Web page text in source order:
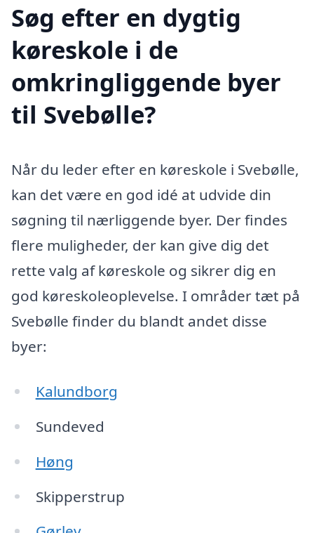
Søg efter en dygtig
køreskole i de
omkringliggende byer
til Svebølle?
Når du leder efter en køreskole i Svebølle,
kan det være en god idé at udvide din
søgning til nærliggende byer. Der findes
flere muligheder, der kan give dig det
rette valg af køreskole og sikrer dig en
god køreskoleoplevelse. I områder tæt på
Svebølle finder du blandt andet disse
byer:
Kalundborg
Sundeved
Høng
Skipperstrup